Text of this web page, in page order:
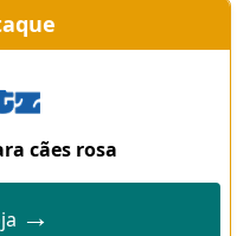
cães rosa
→